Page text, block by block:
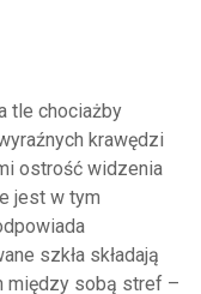
tle chociażby
krawędzi
ostrość widzenia
jest w tym
szkła składają
między sobą stref –